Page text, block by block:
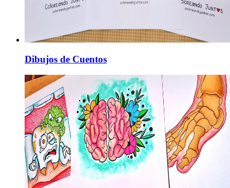
Dibujos de Cuentos